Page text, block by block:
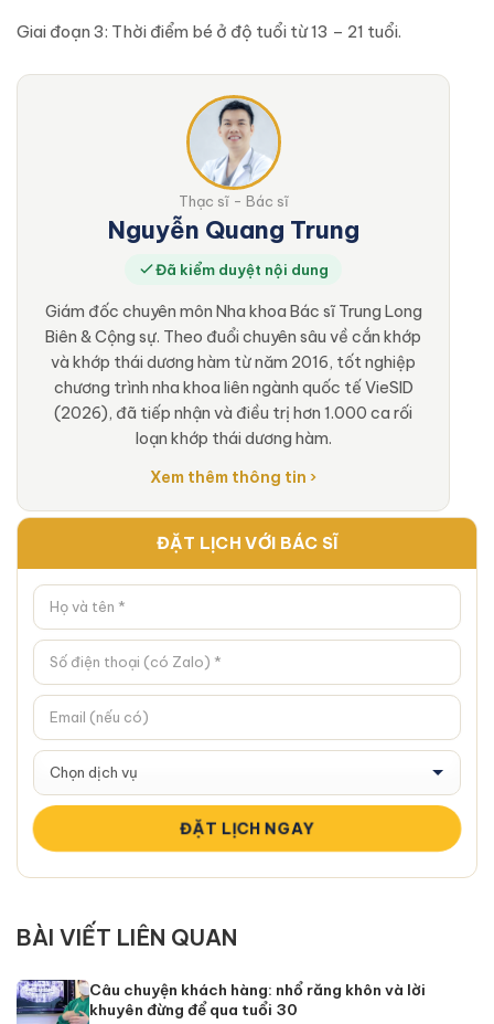
Giai đoạn 3: Thời điểm bé ở độ tuổi từ 13 – 21 tuổi.
Thạc sĩ - Bác sĩ
Nguyễn Quang Trung
Đã kiểm duyệt nội dung
Giám đốc chuyên môn Nha khoa Bác sĩ Trung Long
Biên & Cộng sự. Theo đuổi chuyên sâu về cắn khớp
và khớp thái dương hàm từ năm 2016, tốt nghiệp
chương trình nha khoa liên ngành quốc tế VieSID
(2026), đã tiếp nhận và điều trị hơn 1.000 ca rối
loạn khớp thái dương hàm.
Xem thêm thông tin ›
ĐẶT LỊCH VỚI BÁC SĨ
BÀI VIẾT LIÊN QUAN
Câu chuyện khách hàng: nhổ răng khôn và lời
khuyên đừng để qua tuổi 30